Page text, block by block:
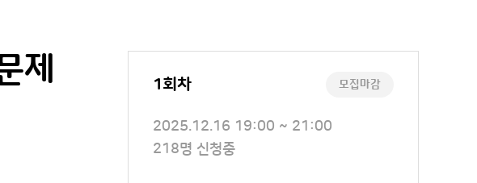
제
모집마감
1회차
교
육
2025.12.16 19:00 ~ 21:00
신
218명 신청중